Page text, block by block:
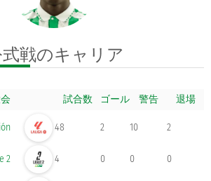
戦のキャリア
ゴール
48 2 10 2
2 4 0 0 0